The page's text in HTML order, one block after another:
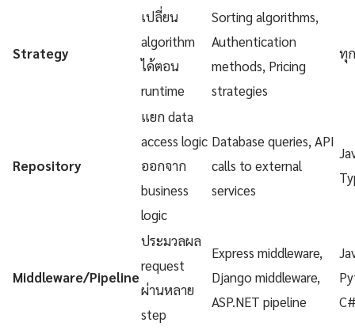
Strategy
เปลี่ยน
algorithm
ได้ตอน
runtime
Sorting algorithms,
Authentication
methods, Pricing
strategies
ทุ
Repository
แยก data
access logic
ออกจาก
business
logic
Database queries, API
calls to external
services
Middleware/Pipeline
ประมวลผล
request
ผ่านหลาย
step
Express middleware,
Django middleware,
ASP.NET pipeline